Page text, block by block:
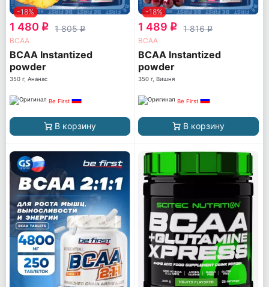
-18%
1 480 q 1 805q
ВСАА
BCAA Instantized
powder
350 г, Ананас
Be First
В корзину
-18%
1 489 q 1 816q
ВСАА
BCAA Instantized
powder
350 г, Вишня
Be First
В корзину